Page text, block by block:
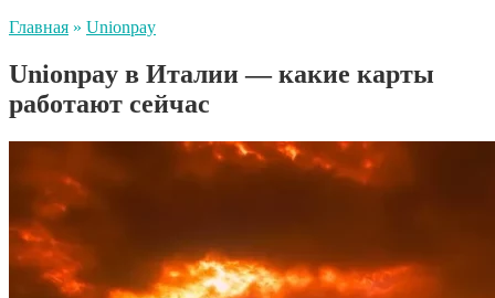
Главная » Unionpay
Unionpay в Италии — какие карты
работают сейчас